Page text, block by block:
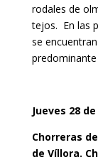
rodales de
tejos. En las
se
Jueves 28
Chorreras
de Víllora.